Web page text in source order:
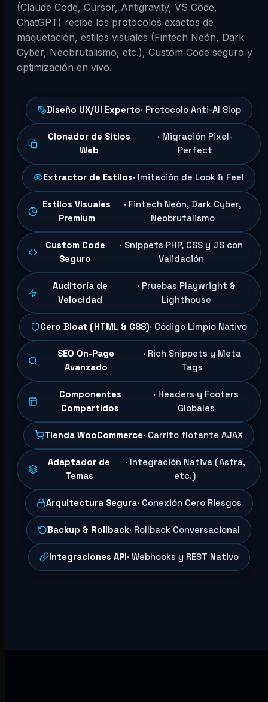
(Claude Code, Cursor, Antigravity, VS Code,
ChatGPT) recibe los protocolos exactos de
maquetación, estilos visuales (Fintech Neón, Dark
Cyber, Neobrutalismo, etc.), Custom Code seguro y
optimización en vivo.
Diseño UX/UI Experto· Protocolo Anti-AI Slop
Clonador de Sitios
Web
· Migración Pixel-
Perfect
Extractor de Estilos· Imitación de Look & Feel
Estilos Visuales
Premium
· Fintech Neón, Dark Cyber,
Neobrutalismo
Custom Code
Seguro
· Snippets PHP, CSS y JS con
Validación
Auditoría de
Velocidad
· Pruebas Playwright &
Lighthouse
Cero Bloat (HTML & CSS)· Código Limpio Nativo
SEO On-Page
Avanzado
· Rich Snippets y Meta
Tags
Componentes
Compartidos
· Headers y Footers
Globales
Tienda WooCommerce· Carrito flotante AJAX
Adaptador de
Temas
· Integración Nativa (Astra,
etc.)
Arquitectura Segura· Conexión Cero Riesgos
Backup & Rollback· Rollback Conversacional
Integraciones API· Webhooks y REST Nativo